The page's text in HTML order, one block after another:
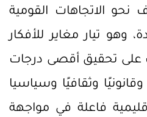
نحو الاتجاهات القومية
تيار مغاير للأفكار
على تحقيق أقصى درجات
وثقافيًا وسياسيا
فاعلة في مواجهة